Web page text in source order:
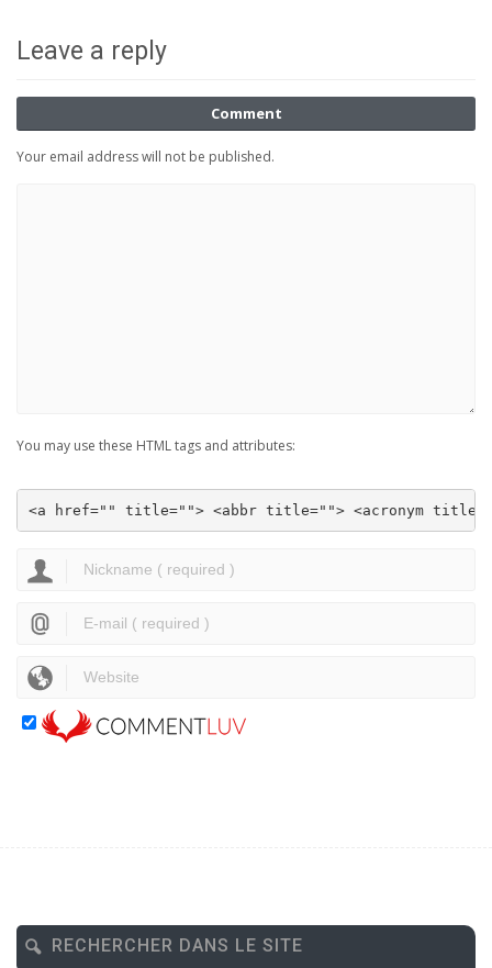
Leave a reply
Comment
Your email address will not be published.
You may use these HTML tags and attributes:
<a href="" title=""> <abbr title=""> <acronym
RECHERCHER DANS LE SITE